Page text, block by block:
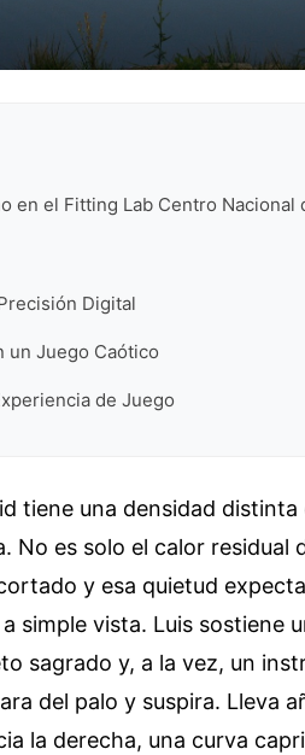
en el Fitting Lab Centro Nacional
Digital
un Juego Caótico
de Juego
tiene una densidad distinta
No es solo el calor residual
y esa quietud
simple vista. Luis sostiene
sagrado y, a la vez, un
del palo y suspira. Lleva
la derecha, una curva